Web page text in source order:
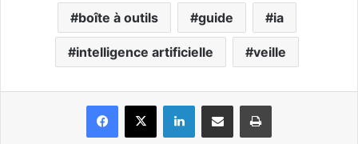
boîte à outils guide ia
intelligence artificielle veille
Facebook
X LinkedinPartager par email Imprimer